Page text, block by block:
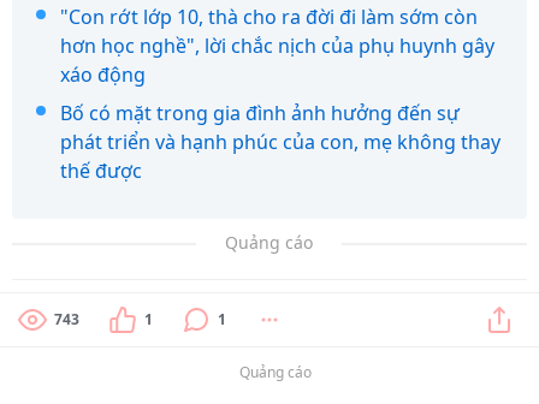
"Con rớt lớp 10, thà cho ra đời đi làm sớm còn
hơn học nghề", lời chắc nịch của phụ huynh gây
xáo động
Bố có mặt trong gia đình ảnh hưởng đến sự
phát triển và hạnh phúc của con, mẹ không thay
thế được
Quảng cáo
743 1 1
Quảng cáo